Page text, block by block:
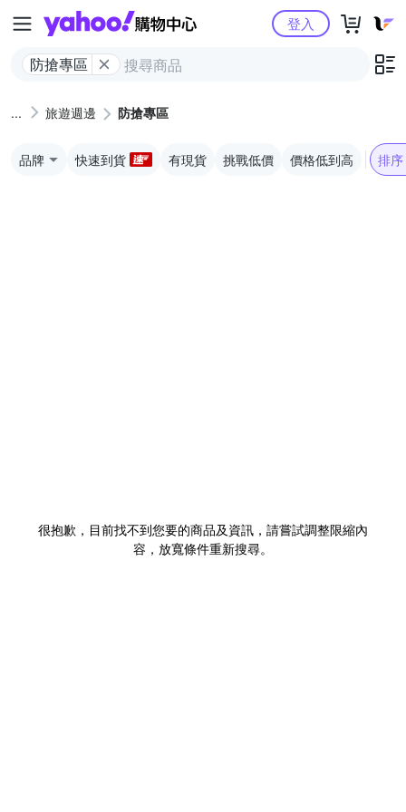
Yahoo購物中心
防搶專區
登入
旅遊週邊 防搶專區
品牌 快速到貨 有現貨 挑戰低價 價格低到高 排序
很抱歉，目前找不到您要的商品及資訊，請嘗試調整限縮內
容，放寬條件重新搜尋。